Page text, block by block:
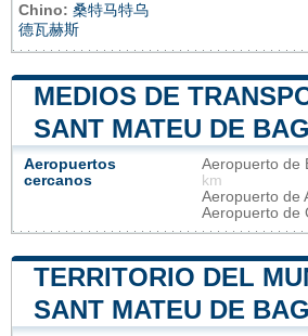
Chino: 桑特马特乌
德瓦赫斯
MEDIOS DE
SANT MATEU DE
Aeropuertos
cercanos
Aeropuerto de
km
Aeropuerto de
Aeropuerto de
TERRITORIO DEL
SANT MATEU DE